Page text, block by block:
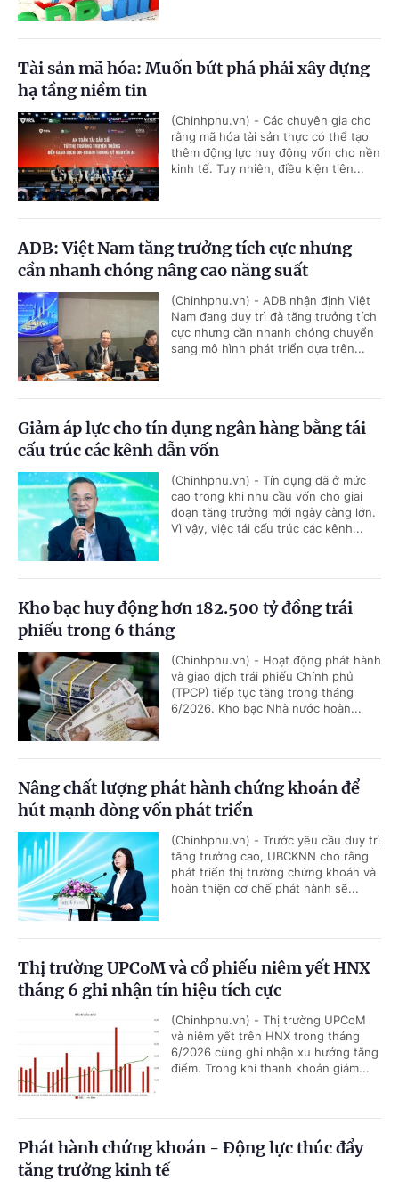
Tài sản mã hóa: Muốn bứt phá phải xây dựng
hạ tầng niềm tin
(Chinhphu.vn) - Các chuyên gia cho
rằng mã hóa tài sản thực có thể tạo
thêm động lực huy động vốn cho nền
kinh tế. Tuy nhiên, điều kiện tiên...
ADB: Việt Nam tăng trưởng tích cực nhưng
cần nhanh chóng nâng cao năng suất
(Chinhphu.vn) - ADB nhận định Việt
Nam đang duy trì đà tăng trưởng tích
cực nhưng cần nhanh chóng chuyển
sang mô hình phát triển dựa trên...
Giảm áp lực cho tín dụng ngân hàng bằng tái
cấu trúc các kênh dẫn vốn
(Chinhphu.vn) - Tín dụng đã ở mức
cao trong khi nhu cầu vốn cho giai
đoạn tăng trưởng mới ngày càng lớn.
Vì vậy, việc tái cấu trúc các kênh...
Kho bạc huy động hơn 182.500 tỷ đồng trái
phiếu trong 6 tháng
(Chinhphu.vn) - Hoạt động phát hành
và giao dịch trái phiếu Chính phủ
(TPCP) tiếp tục tăng trong tháng
6/2026. Kho bạc Nhà nước hoàn...
Nâng chất lượng phát hành chứng khoán để
hút mạnh dòng vốn phát triển
(Chinhphu.vn) - Trước yêu cầu duy trì
tăng trưởng cao, UBCKNN cho rằng
phát triển thị trường chứng khoán và
hoàn thiện cơ chế phát hành sẽ...
Thị trường UPCoM và cổ phiếu niêm yết HNX
tháng 6 ghi nhận tín hiệu tích cực
(Chinhphu.vn) - Thị trường UPCoM
và niêm yết trên HNX trong tháng
6/2026 cùng ghi nhận xu hướng tăng
điểm. Trong khi thanh khoản giảm...
Phát hành chứng khoán - Động lực thúc đẩy
tăng trưởng kinh tế